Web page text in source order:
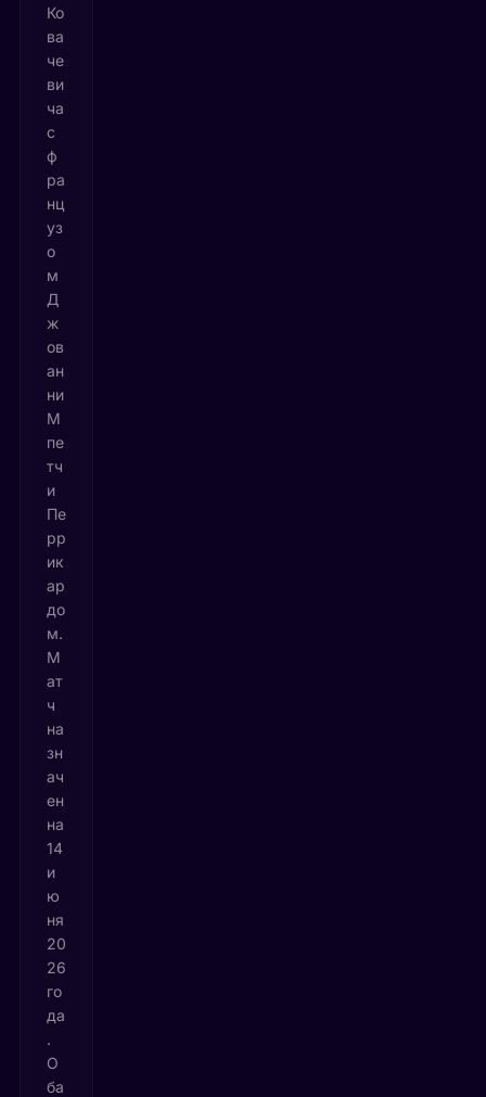
Ко
ва
че
ви
ча
с
ф
ра
нц
уз
о
м
Д
ж
ов
ан
ни
М
пе
тч
и
Пе
рр
ик
ар
до
м.
М
ат
ч
на
зн
ач
ен
на
14
и
ю
ня
20
26
го
да
.
О
ба